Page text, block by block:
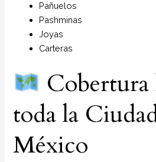
Pañuelos
Pashminas
Joyas
Carteras
Cobertura
toda la
México